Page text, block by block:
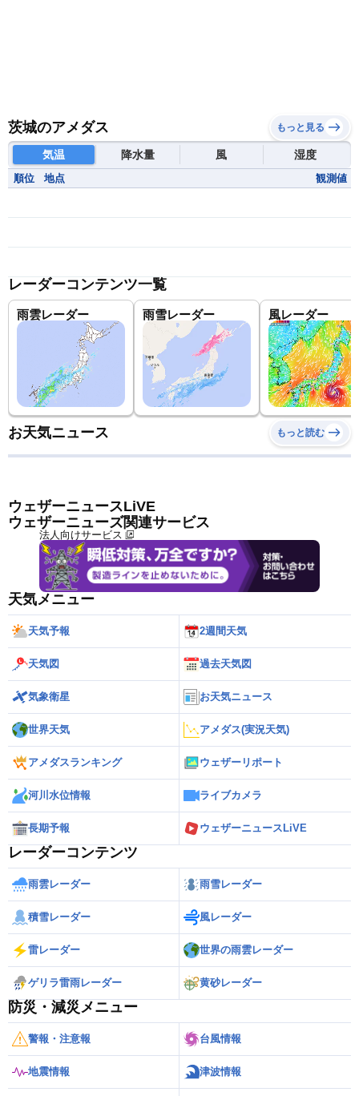
茨城のアメダス もっと見る
気温 降水量 風 湿度
順位 地点 観測値
レーダーコンテンツ一覧
雨雲レーダー 雨雪レーダー 風レーダー
お天気ニュース もっと読む
ウェザーニュースLiVE
ウェザーニューズ関連サービス
法人向けサービス
天気メニュー
天気予報 2週間天気
天気図 過去天気図
気象衛星 お天気ニュース
世界天気 アメダス(実況天気)
アメダスランキング ウェザーリポート
河川水位情報 ライブカメラ
長期予報 ウェザーニュースLiVE
レーダーコンテンツ
雨雲レーダー 雨雪レーダー
積雪レーダー 風レーダー
雷レーダー 世界の雨雲レーダー
ゲリラ雷雨レーダー 黄砂レーダー
防災・減災メニュー
警報・注意報 台風情報
地震情報 津波情報